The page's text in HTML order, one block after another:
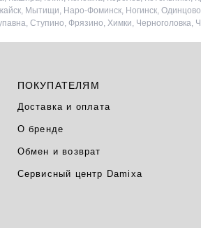
Мытищи, Наро-Фоминск, Ногинск,
Ступино, Фрязино, Химки, Черноголовка,
ПОКУПАТЕЛЯМ
Доставка и оплата
О бренде
Обмен и возврат
Сервисный центр Damixa